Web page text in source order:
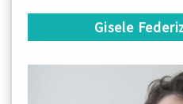
Gisele